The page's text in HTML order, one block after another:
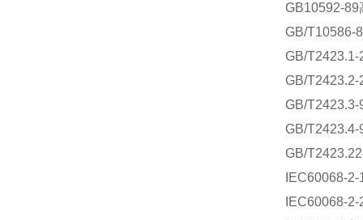
GB10592-89
GB/T10586-
GB/T2423.1-
GB/T2423.2-
GB/T2423.3-
GB/T2423.4-
GB/
IEC60068-
IEC60068-